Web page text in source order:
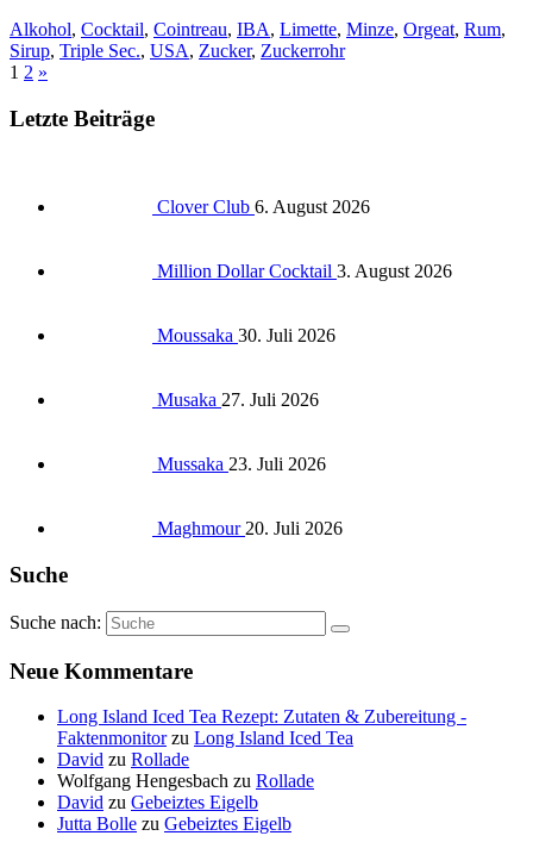
Alkohol, Cocktail, Cointreau, IBA, Limette, Minze, Orgeat, Rum,
Sirup, Triple Sec., USA, Zucker, Zuckerrohr
1 2 »
Letzte Beiträge
Clover Club 6. August 2026
Million Dollar Cocktail 3. August 2026
Moussaka 30. Juli 2026
Musaka 27. Juli 2026
Mussaka 23. Juli 2026
Maghmour20. Juli 2026
Suche
Suche nach:
Neue Kommentare
Long Island Iced Tea Rezept: Zutaten & Zubereitung -
Faktenmonitorzu Long Island Iced Tea
David zu Rollade
Wolfgang Hengesbach zu Rollade
David zu Gebeiztes Eigelb
Jutta Bolle zu Gebeiztes Eigelb